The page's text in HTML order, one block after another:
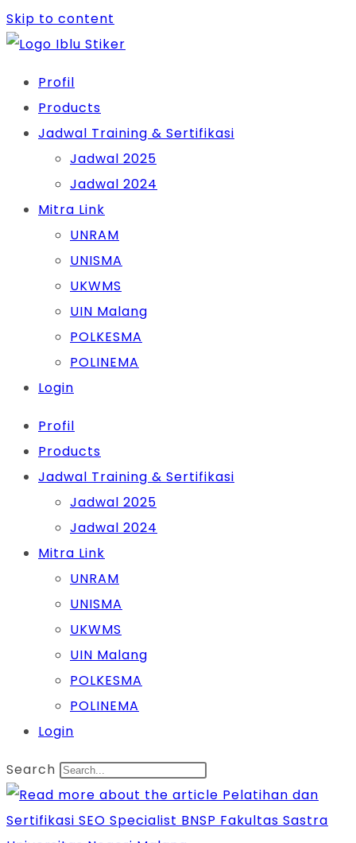
Skip to content
Profil
Products
Jadwal Training & Sertifikasi
Jadwal 2025
Jadwal 2024
Mitra Link
UNRAM
UNISMA
UKWMS
UIN Malang
POLKESMA
POLINEMA
Login
Profil
Products
Jadwal Training & Sertifikasi
Jadwal 2025
Jadwal 2024
Mitra Link
UNRAM
UNISMA
UKWMS
UIN Malang
POLKESMA
POLINEMA
Login
Search